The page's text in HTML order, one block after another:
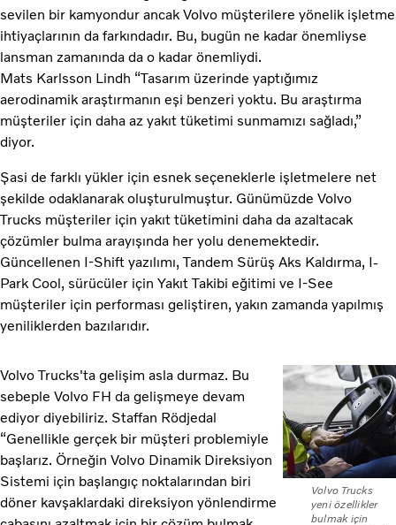
sevilen bir kamyondur ancak Volvo müşterilere yönelik işletme
ihtiyaçlarının da farkındadır. Bu, bugün ne kadar önemliyse
lansman zamanında da o kadar önemliydi.
Mats Karlsson Lindh “Tasarım üzerinde yaptığımız
aerodinamik araştırmanın eşi benzeri yoktu. Bu araştırma
müşteriler için daha az yakıt tüketimi sunmamızı sağladı,”
diyor.
Şasi de farklı yükler için esnek seçeneklerle işletmelere net
şekilde odaklanarak oluşturulmuştur. Günümüzde Volvo
Trucks müşteriler için yakıt tüketimini daha da azaltacak
çözümler bulma arayışında her yolu denemektedir.
Güncellenen I-Shift yazılımı, Tandem Sürüş Aks Kaldırma, I-
Park Cool, sürücüler için Yakıt Takibi eğitimi ve I-See
müşteriler için performası geliştiren, yakın zamanda yapılmış
yeniliklerden bazılarıdır.
Volvo Trucks
yeni özellikler
bulmak için
Volvo Trucks'ta gelişim asla durmaz. Bu
sebeple Volvo FH da gelişmeye devam
ediyor diyebiliriz. Staffan Rödjedal
“Genellikle gerçek bir müşteri problemiyle
başlarız. Örneğin Volvo Dinamik Direksiyon
Sistemi için başlangıç noktalarından biri
döner kavşaklardaki direksiyon yönlendirme